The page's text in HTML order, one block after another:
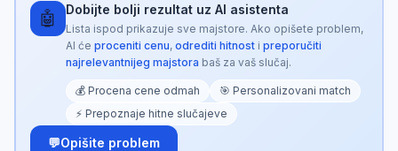
🤖 Dobijte bolji rezultat uz AI asistenta
Lista ispod prikazuje sve majstore. Ako opišete problem,
AI će proceniti cenu, odrediti hitnosti preporučiti
najrelevantnijeg majstora baš za vaš slučaj.
💰 Procena cene odmah
🎯 Personalizovani match
⚡ Prepoznaje hitne slučajeve
💬Opišite problem